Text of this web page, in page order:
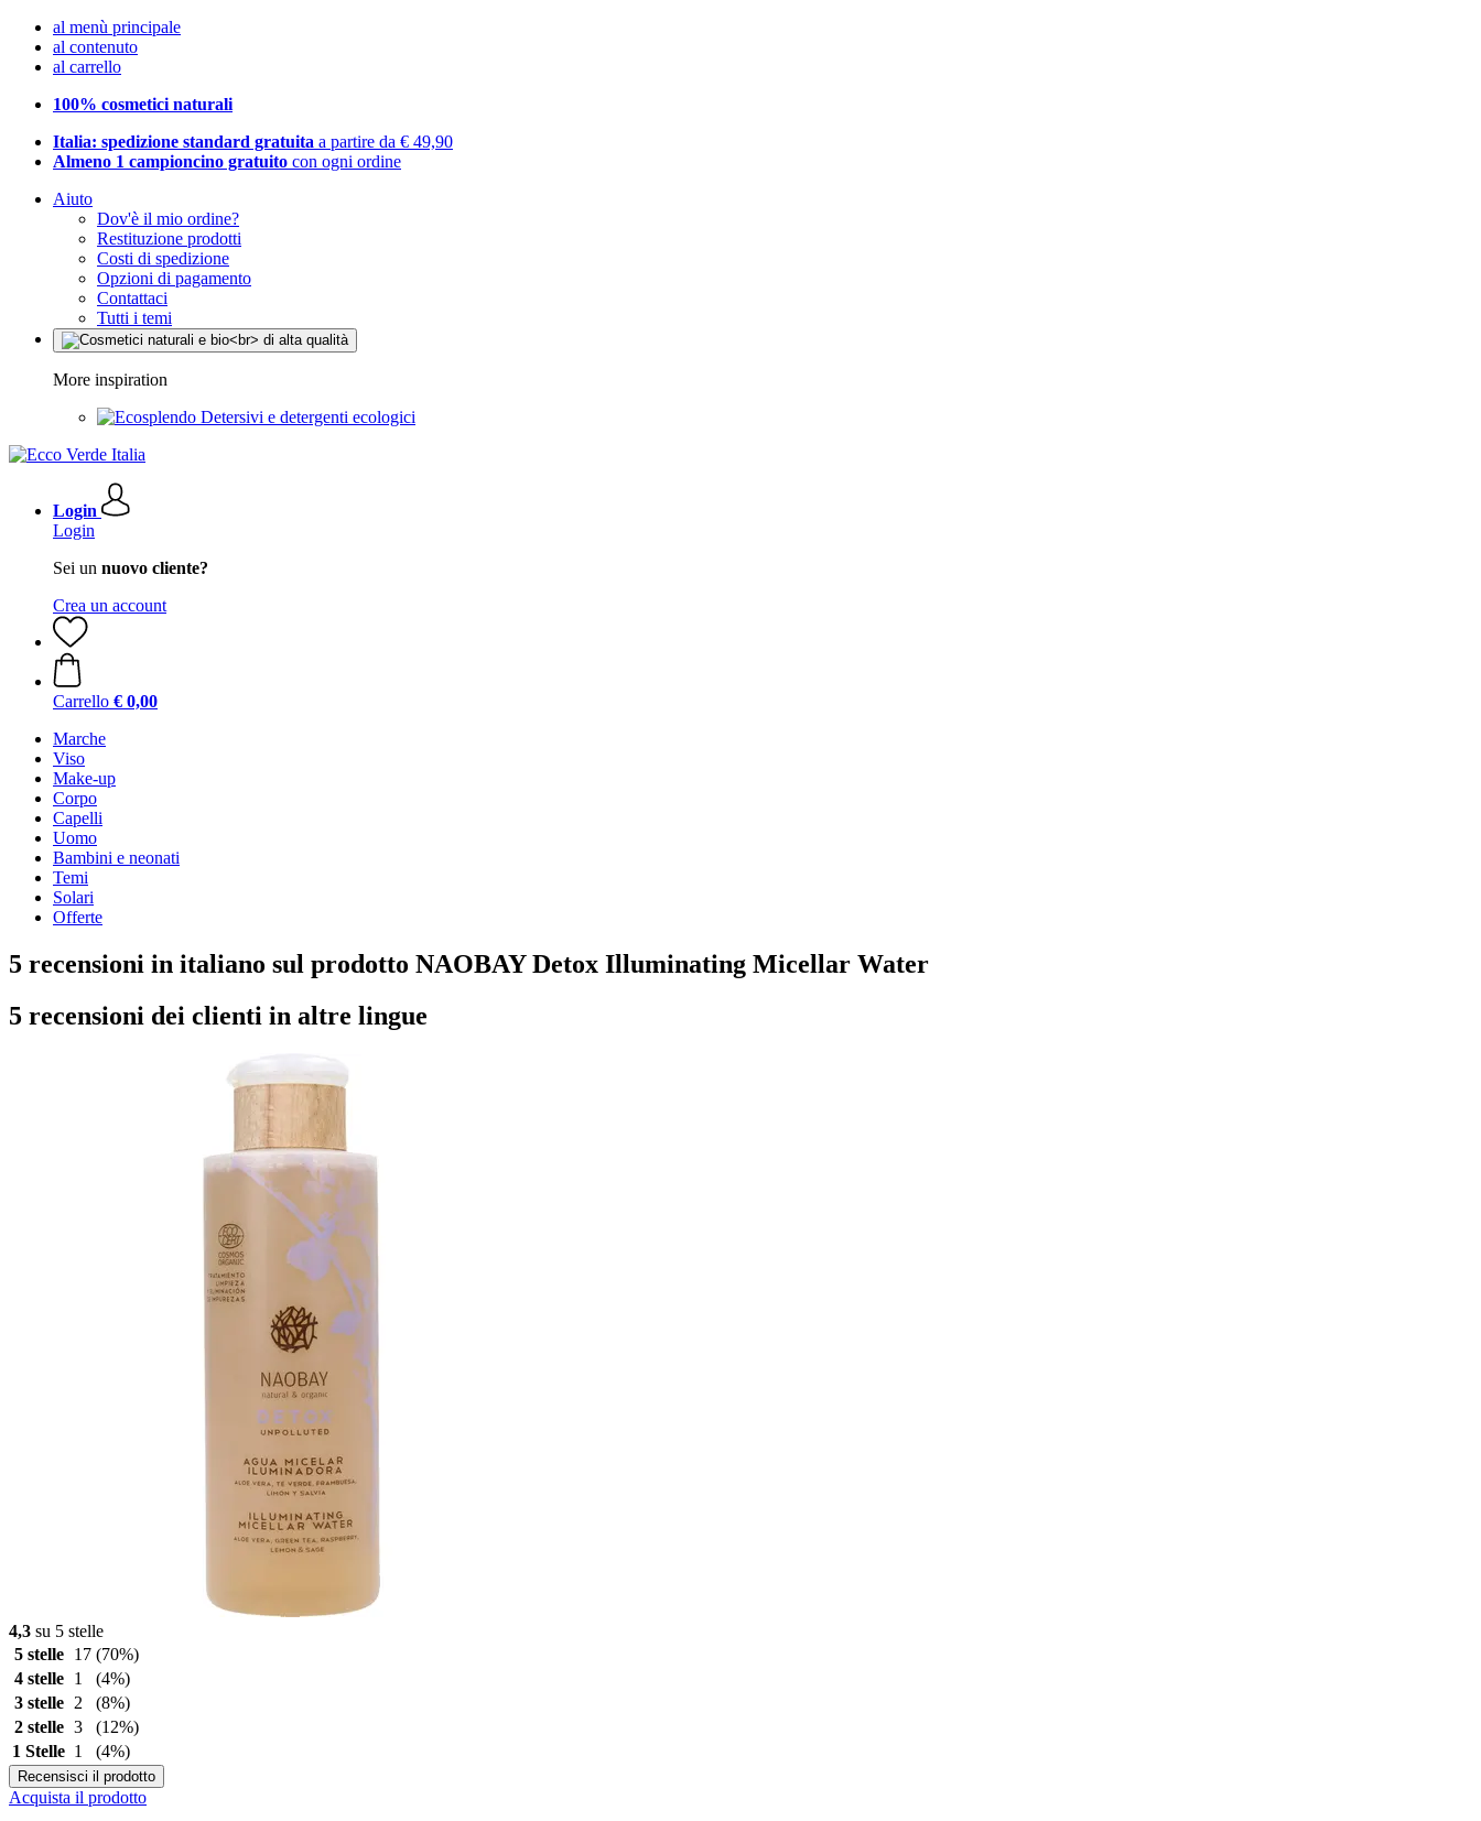
al menù principale
al contenuto
al carrello
100% cosmetici naturali
Italia: spedizione standard gratuita a partire da € 49,90
Almeno 1 campioncino gratuito con ogni ordine
Aiuto
Dov'è il mio ordine?
Restituzione prodotti
Costi di spedizione
Opzioni di pagamento
Contattaci
Tutti i temi
More inspiration
Detersivi e detergenti ecologici
Login
Login
Sei un nuovo cliente?
Crea un account
Carrello € 0,00
Marche
Viso
Make-up
Corpo
Capelli
Uomo
Bambini e neonati
Temi
Solari
Offerte
5 recensioni in italiano sul prodotto NAOBAY Detox Illuminating Micellar Water
5 recensioni dei clienti in altre lingue
4,3 su 5 stelle
5 stelle
17 (70%)
4 stelle
1
(4%)
3 stelle
2
(8%)
2 stelle 3
(12%)
1 Stelle 1 (4%)
Recensisci il prodotto
Acquista il prodotto